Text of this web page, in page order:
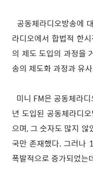
공동체라디오방송에
라디오에서 합법적 한
의 제도 도입의 과정을
송의 제도화 과정과 유
미니 FM은 공동체라
년 도입된 공동체라디
으며, 그 숫자도 많지
국만 존재했다. 그러나
폭발적으로 증가되었는